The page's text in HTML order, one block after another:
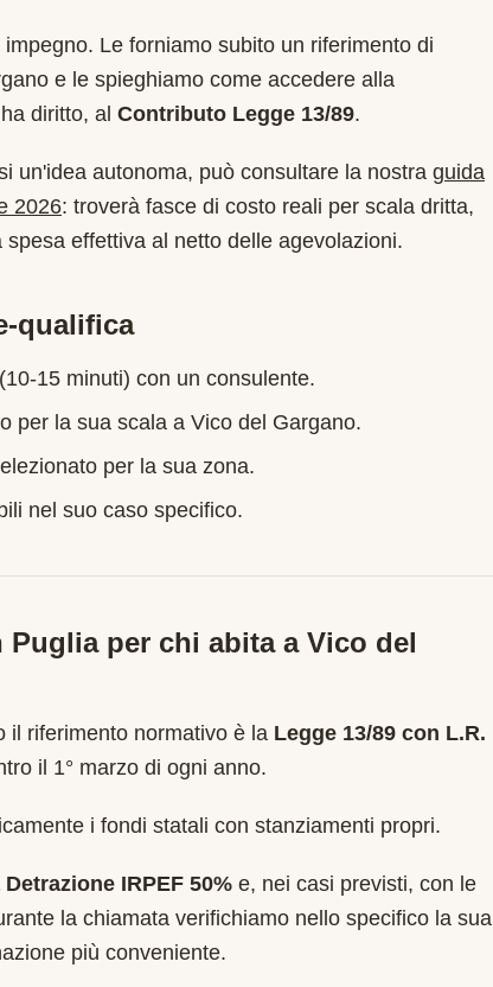
Le forniamo subito un riferimento di
e le spieghiamo come accedere alla
diritto, al Contributo Legge 13/89.
un'idea autonoma, può consultare la nostra guida
2026: troverà fasce di costo reali per scala dritta,
effettiva al netto delle agevolazioni.
qualifica
15 minuti) con un consulente.
per la sua scala a Vico del Gargano.
per la sua zona.
nel suo caso specifico.
Pugliaper chi abita a Vico del
il riferimento normativo è la Legge 13/89 con L.R.
il 1° marzo di ogni anno.
i fondi statali con stanziamenti propri.
IRPEF 50% e, nei casi previsti, con le
la chiamata verifichiamo nello specifico la sua
più conveniente.